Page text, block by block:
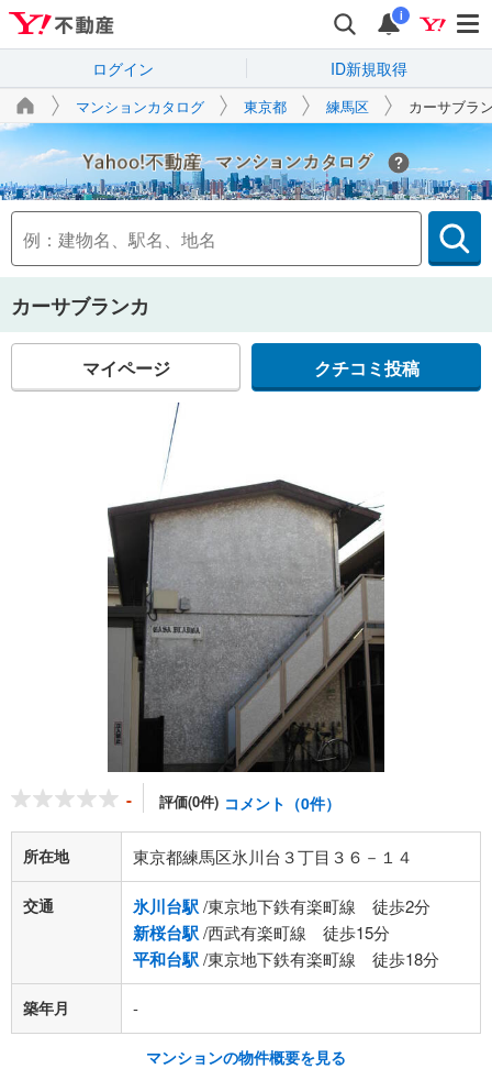
i
ログイン ID新規取得
マンションカタログ 東京都 練馬区 カーサブラ
Yahoo!不動産
カーサブランカ
マイページ クチコミ投稿
- 評価(0件) コメント（0件）
所在地 東京都練馬区氷川台３丁目３６－１４
交通 氷川台駅/東京地下鉄有楽町線 徒歩2分
新桜台駅/西武有楽町線 徒歩15分
平和台駅/東京地下鉄有楽町線 徒歩18分
築年月 -
マンションの物件概要を見る